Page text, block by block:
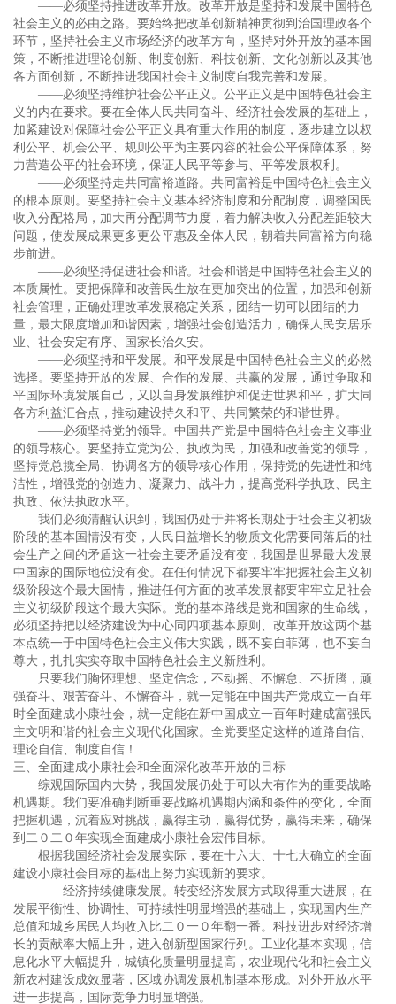
——必须坚持推进改革开放。改革开放是坚持和发展中国特色
社会主义的必由之路。要始终把改革创新精神贯彻到治国理政各个
环节，坚持社会主义市场经济的改革方向，坚持对外开放的基本国
策，不断推进理论创新、制度创新、科技创新、文化创新以及其他
各方面创新，不断推进我国社会主义制度自我完善和发展。
——必须坚持维护社会公平正义。公平正义是中国特色社会主
义的内在要求。要在全体人民共同奋斗、经济社会发展的基础上，
加紧建设对保障社会公平正义具有重大作用的制度，逐步建立以权
利公平、机会公平、规则公平为主要内容的社会公平保障体系，努
力营造公平的社会环境，保证人民平等参与、平等发展权利。
——必须坚持走共同富裕道路。共同富裕是中国特色社会主义
的根本原则。要坚持社会主义基本经济制度和分配制度，调整国民
收入分配格局，加大再分配调节力度，着力解决收入分配差距较大
问题，使发展成果更多更公平惠及全体人民，朝着共同富裕方向稳
步前进。
——必须坚持促进社会和谐。社会和谐是中国特色社会主义的
本质属性。要把保障和改善民生放在更加突出的位置，加强和创新
社会管理，正确处理改革发展稳定关系，团结一切可以团结的力
量，最大限度增加和谐因素，增强社会创造活力，确保人民安居乐
业、社会安定有序、国家长治久安。
——必须坚持和平发展。和平发展是中国特色社会主义的必然
选择。要坚持开放的发展、合作的发展、共赢的发展，通过争取和
平国际环境发展自己，又以自身发展维护和促进世界和平，扩大同
各方利益汇合点，推动建设持久和平、共同繁荣的和谐世界。
——必须坚持党的领导。中国共产党是中国特色社会主义事业
的领导核心。要坚持立党为公、执政为民，加强和改善党的领导，
坚持党总揽全局、协调各方的领导核心作用，保持党的先进性和纯
洁性，增强党的创造力、凝聚力、战斗力，提高党科学执政、民主
执政、依法执政水平。
我们必须清醒认识到，我国仍处于并将长期处于社会主义初级
阶段的基本国情没有变，人民日益增长的物质文化需要同落后的社
会生产之间的矛盾这一社会主要矛盾没有变，我国是世界最大发展
中国家的国际地位没有变。在任何情况下都要牢牢把握社会主义初
级阶段这个最大国情，推进任何方面的改革发展都要牢牢立足社会
主义初级阶段这个最大实际。党的基本路线是党和国家的生命线，
必须坚持把以经济建设为中心同四项基本原则、改革开放这两个基
本点统一于中国特色社会主义伟大实践，既不妄自菲薄，也不妄自
尊大，扎扎实实夺取中国特色社会主义新胜利。
只要我们胸怀理想、坚定信念，不动摇、不懈怠、不折腾，顽
强奋斗、艰苦奋斗、不懈奋斗，就一定能在中国共产党成立一百年
时全面建成小康社会，就一定能在新中国成立一百年时建成富强民
主文明和谐的社会主义现代化国家。全党要坚定这样的道路自信、
理论自信、制度自信！
三、全面建成小康社会和全面深化改革开放的目标
综观国际国内大势，我国发展仍处于可以大有作为的重要战略
机遇期。我们要准确判断重要战略机遇期内涵和条件的变化，全面
把握机遇，沉着应对挑战，赢得主动，赢得优势，赢得未来，确保
到二０二０年实现全面建成小康社会宏伟目标。
根据我国经济社会发展实际，要在十六大、十七大确立的全面
建设小康社会目标的基础上努力实现新的要求。
——经济持续健康发展。转变经济发展方式取得重大进展，在
发展平衡性、协调性、可持续性明显增强的基础上，实现国内生产
总值和城乡居民人均收入比二０一０年翻一番。科技进步对经济增
长的贡献率大幅上升，进入创新型国家行列。工业化基本实现，信
息化水平大幅提升，城镇化质量明显提高，农业现代化和社会主义
新农村建设成效显著，区域协调发展机制基本形成。对外开放水平
进一步提高，国际竞争力明显增强。